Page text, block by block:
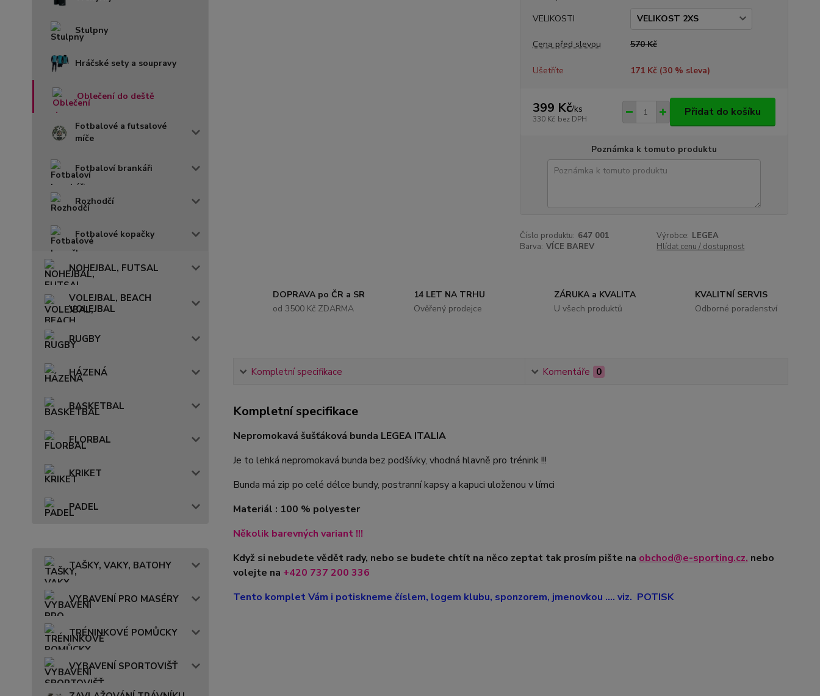
Stulpny
Hráčské sety a soupravy
Oblečení do deště
Fotbalové a futsalové
míče
Fotbaloví brankáři
Rozhodčí
Fotbalové kopačky
NOHEJBAL, FUTSAL
VOLEJBAL, BEACH
VOLEJBAL
RUGBY
HÁZENÁ
BASKETBAL
FLORBAL
KRIKET
PADEL
TAŠKY, VAKY, BATOHY
VYBAVENÍ PRO MASÉRY
TRÉNINKOVÉ POMŮCKY
VYBAVENÍ SPORTOVIŠŤ
VELIKOSTI
Cena před slevou 570 Kč
Ušetříte 171 Kč (30% sleva)
399 Kč/ks
330 Kč bez DPH
Přidat do košíku
Poznámka k tomuto produktu
Číslo produktu: 647 001 Výrobce: LEGEA
Barva: VÍCE BAREV Hlídat cenu / dostupnost
DOPRAVA po ČR a SR
od 3500 Kč ZDARMA
14 LET NA TRHU
Ověřený prodejce
ZÁRUKA a KVALITA
U všech produktů
KVALITNÍ SERVIS
Odborné poradenství
Kompletní specifikace Komentáře 0
Kompletní specifikace
Nepromokavá šušťáková bunda LEGEA ITALIA
Je to lehká nepromokavá bunda bez podšívky, vhodná hlavně pro trénink !!!
Bunda má zip po celé délce bundy, postranní kapsy a kapuci uloženou v límci
Materiál : 100 % polyester
Několik barevných variant !!!
Když si nebudete vědět rady, nebo se budete chtít na něco zeptat tak prosím pište na obchod@e-sporting.cz, nebo
volejte na +420 737 200 336
Tento komplet Vám i potiskneme číslem, logem klubu, sponzorem, jmenovkou .... viz. POTISK